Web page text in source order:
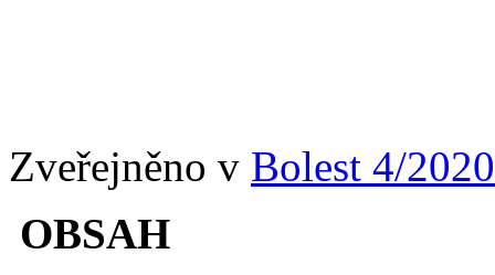
Zveřejněno v Bolest 4/2020
OBSAH